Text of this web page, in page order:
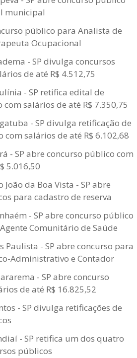
municipal
público para Analista de
Ocupacional
- SP divulga concursos
de até R$ 4.512,75
- SP retifica edital de
com salários de até R$ 7.350,75
- SP divulga retificação de
salários de até R$ 6.102,68
- SP abre concurso público com
5.016,50
João da Boa Vista - SP abre
para cadastro de reserva
- SP abre concurso público
Comunitário de Saúde
Paulista - SP abre concurso para
Administrativo e Contador
- SP abre concurso
de até R$ 16.825,52
- SP divulga retificações de
- SP retifica um dos quatro
públicos